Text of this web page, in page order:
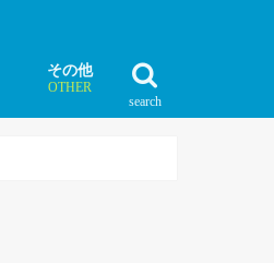
search
その他
OTHER